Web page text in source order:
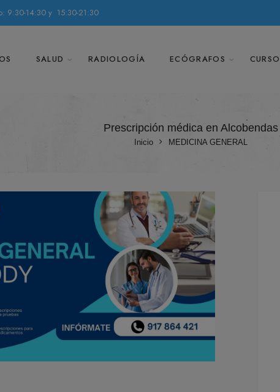
9:30-14:30 y 15:30-21:30
SALUD RADIOLOGÍA ECÓGRAFOS
Prescripción médica en Alcobendas
Inicio MEDICINA GENERAL